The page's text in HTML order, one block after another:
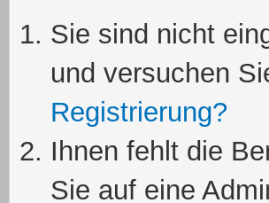
Sie sind nicht
und versuchen
Registrierung?
Ihnen fehlt die
Sie auf eine